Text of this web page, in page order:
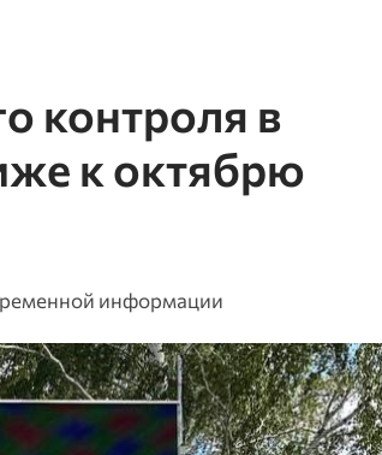
контроля в
к октябрю
информации